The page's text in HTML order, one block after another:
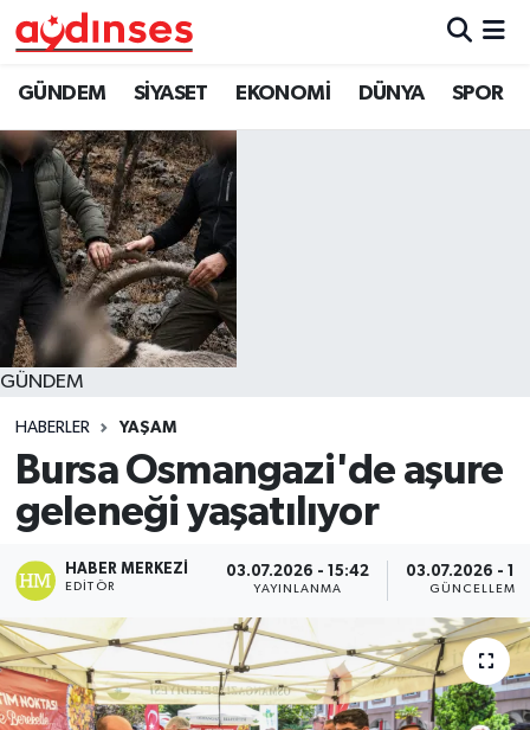
GÜNDEM SİYASET EKONOMİ DÜNYA SPOR
GÜNDEM
HABERLER YAŞAM
Bursa Osmangazi'de aşure
geleneği yaşatılıyor
HABER MERKEZI
EDITÖR
03.07.2026 - 15:42
YAYINLANMA
03.07.2026 -
GÜNCELLEME
GÜNDEM
SİYASET
EKONOMİ
DÜNYA
SPOR
MAGAZİN
YAŞAM
Nöbetçi Eczaneler
Hava Durumu
Aydin Namaz Vakitleri
Trafik Durumu
Süper Lig Puan Durumu ve Fikstür
Tüm Manşetler
Son Dakika Haberleri
Haber Arşivi